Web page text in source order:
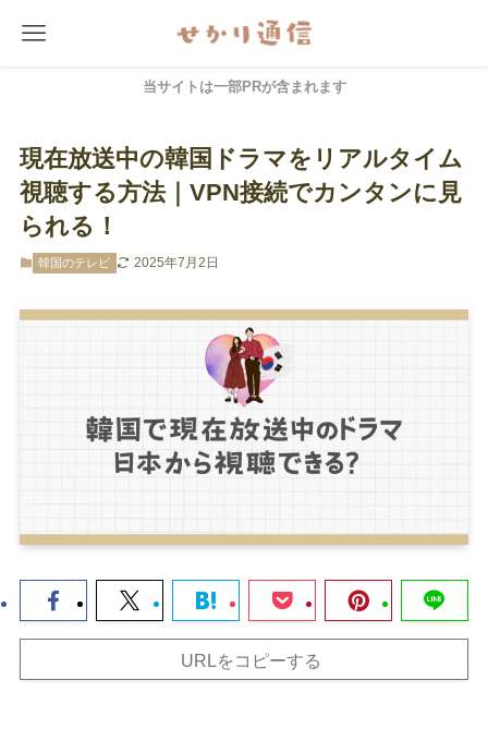
当サイトは一部PRが含まれます
現在放送中の韓国ドラマをリアルタイム
視聴する方法｜VPN接続でカンタンに見
られる！
韓国のテレビ 2025年7月2日
URLをコピーする